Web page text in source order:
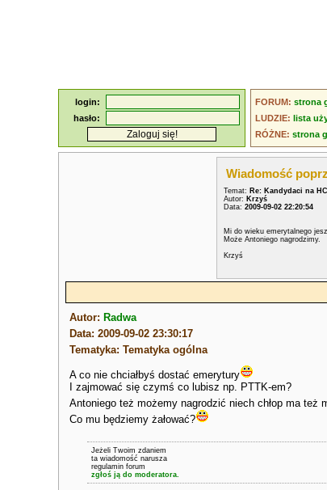
login:
hasło:
FORUM: strona
LUDZIE: lista
RÓŻNE: strona
Wiadomość
Temat: Re: Kandydaci na
Autor: Krzyś
Data: 2009-09-02 22:20:54
Mi do wieku emerytalnego
Może Antoniego nagrodzimy.
Krzyś
Autor: Radwa
Data: 2009-09-02 23:30:17
Tematyka: Tematyka ogólna
A co nie chciałbyś dostać emerytury
I zajmować się czymś co lubisz np. PTTK-em?
Antoniego też możemy nagrodzić niech chłop ma też
Co mu będziemy żałować?
Jeżeli Twoim zdaniem
ta wiadomość narusza
regulamin forum
zgłoś ją do moderatora.